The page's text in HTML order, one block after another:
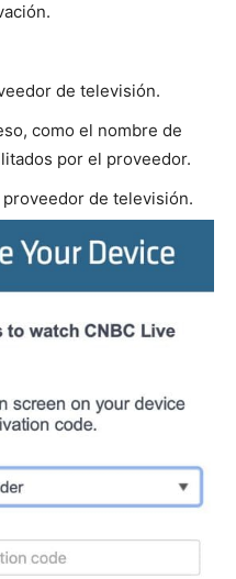
de televisión.
como el nombre de
por el proveedor.
de televisión.